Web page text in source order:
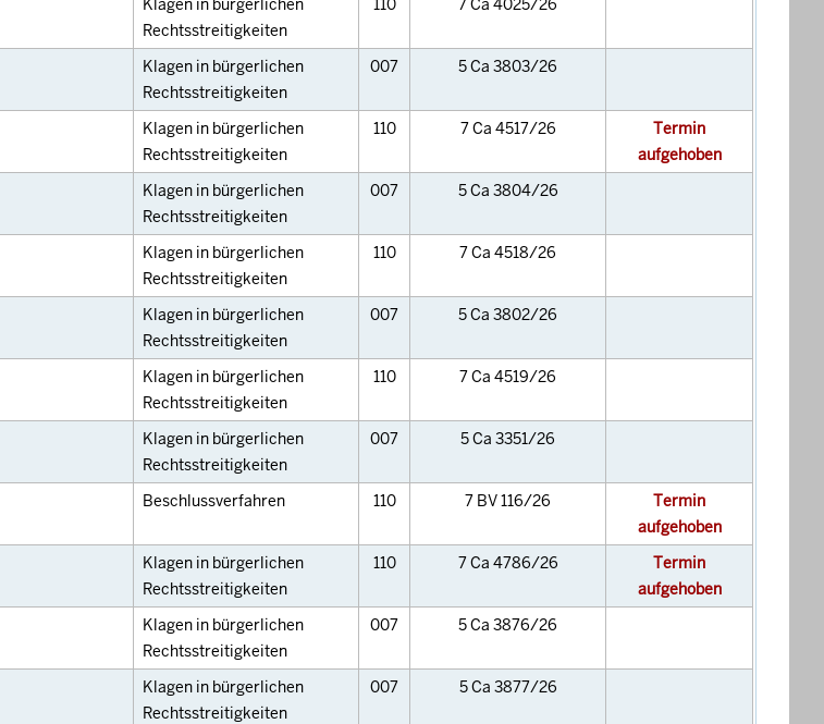
Klagen in bürgerlichen
Rechtsstreitigkeiten
110 7 Ca 4025/26
Klagen in bürgerlichen
Rechtsstreitigkeiten
007 5 Ca 3803/26
Klagen in bürgerlichen
Rechtsstreitigkeiten
110 7 Ca 4517/26
Termin
aufgehoben
Klagen in bürgerlichen
Rechtsstreitigkeiten
007 5 Ca 3804/26
Klagen in bürgerlichen
Rechtsstreitigkeiten
110 7 Ca 4518/26
Klagen in bürgerlichen
Rechtsstreitigkeiten
007 5 Ca 3802/26
Klagen in bürgerlichen
Rechtsstreitigkeiten
110 7 Ca 4519/26
Klagen in bürgerlichen
Rechtsstreitigkeiten
007 5 Ca 3351/26
Beschlussverfahren 110 7 BV 116/26
Termin
aufgehoben
Klagen in bürgerlichen
Rechtsstreitigkeiten
110 7 Ca 4786/26
Termin
aufgehoben
Klagen in bürgerlichen
Rechtsstreitigkeiten
007 5 Ca 3876/26
Klagen in bürgerlichen
Rechtsstreitigkeiten
007 5 Ca 3877/26